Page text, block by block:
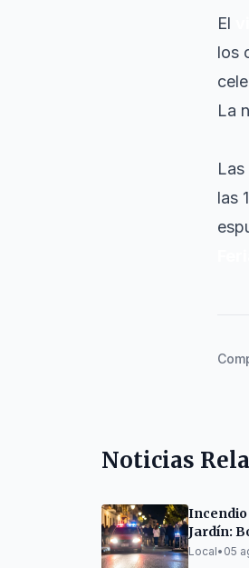
El
los
La
las
Noticias
Incendio
Jardín:
evacúan
Local• 05